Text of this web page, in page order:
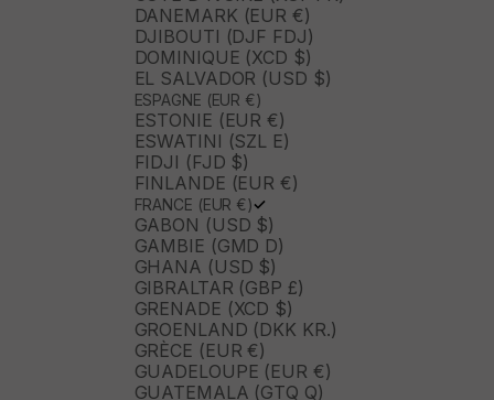
DANEMARK (EUR €)
DJIBOUTI (DJF FDJ)
DOMINIQUE (XCD $)
EL SALVADOR (USD $)
ESPAGNE (EUR €)
ESTONIE (EUR €)
ESWATINI (SZL E)
FIDJI (FJD $)
FINLANDE (EUR €)
FRANCE (EUR €)
GABON (USD $)
GAMBIE (GMD D)
GHANA (USD $)
GIBRALTAR (GBP £)
GRENADE (XCD $)
GROENLAND (DKK KR.)
GRÈCE (EUR €)
GUADELOUPE (EUR €)
GUATEMALA (GTQ Q)